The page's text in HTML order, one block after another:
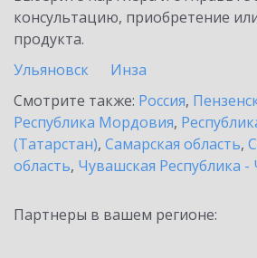
консультацию, приобретение
продукта.
Ульяновск
Инза
Смотрите также: Россия,
Республика Мордовия,
(Татарстан), Самарская область,
область, Чувашская Республика
Партнеры в вашем регионе: